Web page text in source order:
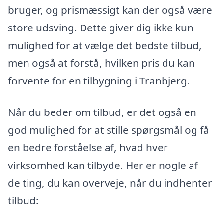
bruger, og prismæssigt kan der også være
store udsving. Dette giver dig ikke kun
mulighed for at vælge det bedste tilbud,
men også at forstå, hvilken pris du kan
forvente for en tilbygning i Tranbjerg.
Når du beder om tilbud, er det også en
god mulighed for at stille spørgsmål og få
en bedre forståelse af, hvad hver
virksomhed kan tilbyde. Her er nogle af
de ting, du kan overveje, når du indhenter
tilbud: